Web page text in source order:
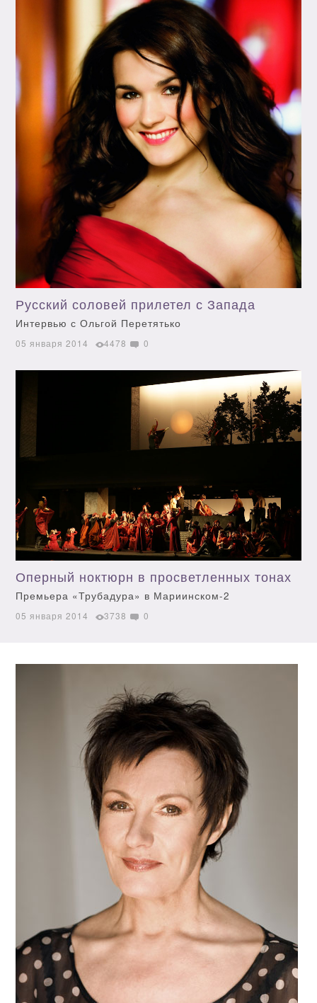
Русский соловей прилетел с Запада
Интервью с Ольгой Перетятько
05 января 2014 4478 0
Оперный ноктюрн в просветленных тонах
Премьера «Трубадура» в Мариинском-2
05 января 2014 3738 0